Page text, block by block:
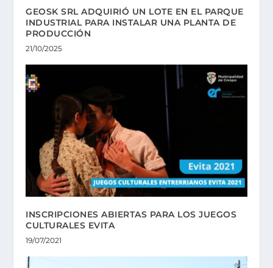
GEOSK SRL ADQUIRIÓ UN LOTE EN EL PARQUE
INDUSTRIAL PARA INSTALAR UNA PLANTA DE
PRODUCCIÓN
21/10/2025
INSCRIPCIONES ABIERTAS PARA LOS JUEGOS
CULTURALES EVITA
19/07/2021